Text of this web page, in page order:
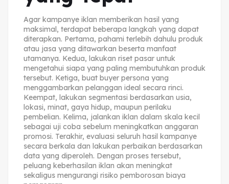
Agar kampanye iklan memberikan hasil yang
maksimal, terdapat beberapa langkah yang dapat
diterapkan. Pertama, pahami terlebih dahulu produk
atau jasa yang ditawarkan beserta manfaat
utamanya. Kedua, lakukan riset pasar untuk
mengetahui siapa yang paling membutuhkan produk
tersebut. Ketiga, buat buyer persona yang
menggambarkan pelanggan ideal secara rinci.
Keempat, lakukan segmentasi berdasarkan usia,
lokasi, minat, gaya hidup, maupun perilaku
pembelian. Kelima, jalankan iklan dalam skala kecil
sebagai uji coba sebelum meningkatkan anggaran
promosi. Terakhir, evaluasi seluruh hasil kampanye
secara berkala dan lakukan perbaikan berdasarkan
data yang diperoleh. Dengan proses tersebut,
peluang keberhasilan iklan akan meningkat
sekaligus mengurangi risiko pemborosan biaya